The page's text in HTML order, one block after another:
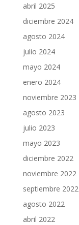
abril 2025
diciembre 2024
agosto 2024
julio 2024
mayo 2024
enero 2024
noviembre 2023
agosto 2023
julio 2023
mayo 2023
diciembre 2022
noviembre 2022
septiembre 2022
agosto 2022
abril 2022